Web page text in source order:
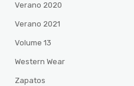
Verano 2020
Verano 2021
Volume 13
Western Wear
Zapatos